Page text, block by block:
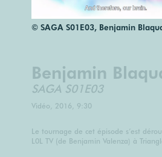
© SAGA S01E03, Benjamin
Benjamin
SAGA S01E03
Vidéo, 2016, 9:30
Le tournage de cet épisode s’est
L0L TV (de Benjamin Valenza) à